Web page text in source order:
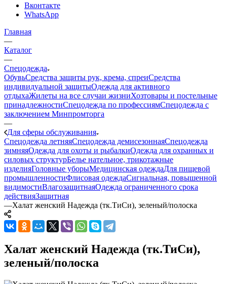
Вконтакте
WhatsApp
Главная
—
Каталог
—
Спецодежда
ОбувьСредства защиты рук, крема, спреиСредства
индивидуальной защитыОдежда для активного
отдыхаЖилеты на все случаи жизниХозтовары и постельные
принадлежностиСпецодежда по профессиямСпецодежда с
заключением Минпромторга
—
Для сферы обслуживания
Спецодежда летняяСпецодежда демисезоннаяСпецодежда
зимняяОдежда для охоты и рыбалкиОдежда для охранных и
силовых структурБелье нательное, трикотажные
изделияГоловные уборыМедицинская одеждаДля пищевой
промышленностиФлисовая одеждаСигнальная, повышенной
видимостиВлагозащитнаяОдежда ограниченного срока
действияЗащитная
—Халат женский Надежда (тк.ТиСи), зеленый/полоска
Халат женский Надежда (тк.ТиСи),
зеленый/полоска